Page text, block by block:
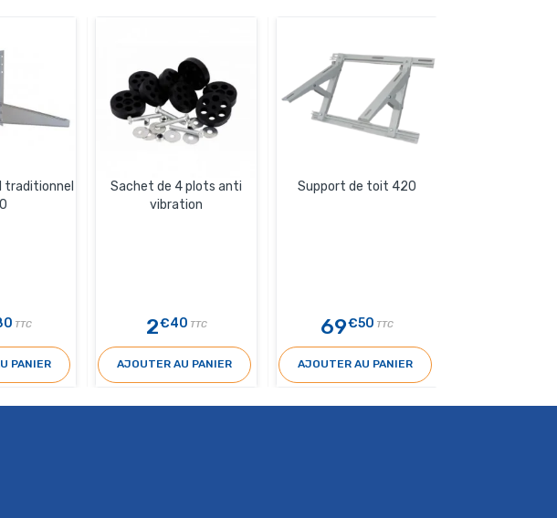
traditionnel
TTC
PANIER
Sachet de 4 plots anti
vibration
2€40 TTC
AJOUTER AU PANIER
Support de toit 420
69€50 TTC
AJOUTER AU PANIER